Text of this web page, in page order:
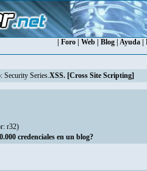
Foro Web Blog Ayuda
: Security Series.XSS. [Cross Site Scripting]
r32)
credenciales en un blog?